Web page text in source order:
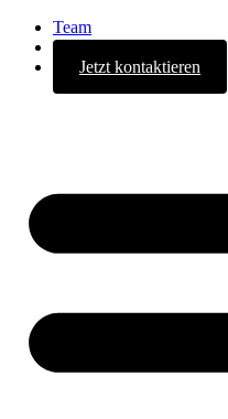
Team
Blog
Jetzt kontaktieren